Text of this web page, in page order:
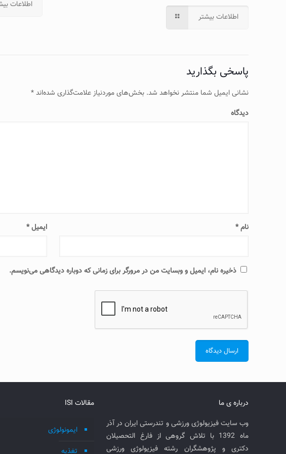
اطلاعات بیشتر
اطلاعات
پاسخی بگذارید
نشانی ایمیل شما منتشر نخواهد شد. بخش‌های موردنیاز علامت‌گذاری شده‌اند*
دیدگاه
نام* ایمیل*
ذخیره نام، ایمیل و وبسایت من در مرورگر برای زمانی که دوباره دیدگاهی می‌نویسم.
درباره ی ما
وب سایت فیزیولوژی ورزشی و تندرستی ایران در آذر
ماه 1392 با تلاش گروهی از فارغ التحصیلان
دکتری و پژوهشگران رشته فیزیولوژی ورزشی
مقالات ISI
ایمونولوژی
تغذیه